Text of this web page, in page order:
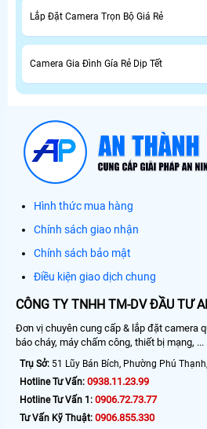
Lắp Đặt Camera Trọn Bộ Giá Rẻ
Camera Gia Đình Gía Rẻ Dịp Tết
Hình thức mua hàng
Chính sách giao nhận
Chính sách bảo mật
Điều kiện giao dịch chung
CÔNG TY TNHH TM-DV ĐẦU TƯ
Đơn vị chuyên cung cấp & lắp đặt camera
báo cháy, máy chấm công, thiết bị mạng, ...
Trụ Sở: 51 Lũy Bán Bích, Phường Phú
Hotline Tư Vấn: 0938.11.23.99
Hotline Tư Vấn 1: 0906.72.73.77
Tư Vấn Kỹ Thuật: 0906.855.330